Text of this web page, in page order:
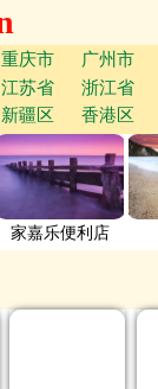
重庆市 广州市
江苏省 浙江省
新疆区 香港区
家嘉乐便利店